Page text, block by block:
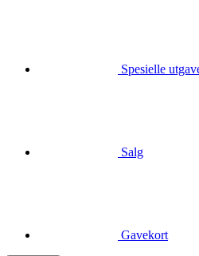
Handlekurven din er tom